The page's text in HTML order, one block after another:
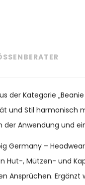
der Kategorie
und Stil harmonisch
Anwendung und
Germany –
Hut-, Mützen- und
Ansprüchen.